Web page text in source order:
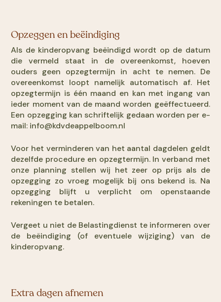
Opzeggen en beëindiging
Als de kinderopvang beëindigd wordt op de datum
die vermeld staat in de overeenkomst, hoeven
ouders geen opzegtermijn in acht te nemen. De
overeenkomst loopt namelijk automatisch af. Het
opzegtermijn is één maand en kan met ingang van
ieder moment van de maand worden geëffectueerd.
Een opzegging kan schriftelijk gedaan worden per e-
mail: info@kdvdeappelboom.nl
Voor het verminderen van het aantal dagdelen geldt
dezelfde procedure en opzegtermijn. In verband met
onze planning stellen wij het zeer op prijs als de
opzegging zo vroeg mogelijk bij ons bekend is. Na
opzegging blijft u verplicht om openstaande
rekeningen te betalen.
Vergeet u niet de Belastingdienst te informeren over
de beëindiging (of eventuele wijziging) van de
kinderopvang.
Extra dagen afnemen